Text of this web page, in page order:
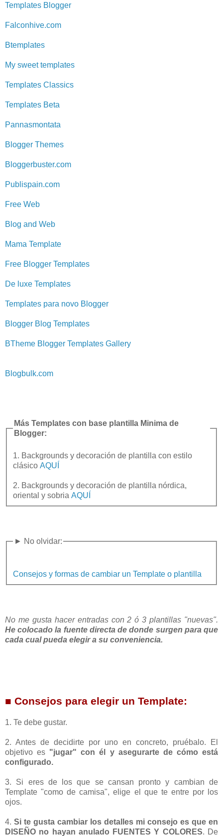
Templates Blogger
Falconhive.com
Btemplates
My sweet templates
Templates Classics
Templates Beta
Pannasmontata
Blogger Themes
Bloggerbuster.com
Publispain.com
Free Web
Blog and Web
Mama Template
Free Blogger Templates
De luxe Templates
Templates para novo Blogger
Blogger Blog Templates
BTheme Blogger Templates Gallery
Blogbulk.com
Más Templates con base plantilla Minima de
Blogger:
1. Backgrounds y decoración de plantilla con estilo
clásico AQUÍ
2. Backgrounds y decoración de plantilla nórdica,
oriental y sobria AQUÍ
► No olvidar:
Consejos y formas de cambiar un Template o plantilla
No me gusta hacer entradas con 2 ó 3 plantillas "nuevas".
He colocado la fuente directa de donde surgen para que
cada cual pueda elegir a su conveniencia.
■ Consejos para elegir un Template:
1. Te debe gustar.
2. Antes de decidirte por uno en concreto, pruébalo. El
objetivo es "jugar" con él y asegurarte de cómo está
configurado.
3. Si eres de los que se cansan pronto y cambian de
Template "como de camisa", elige el que te entre por los
ojos.
4. Si te gusta cambiar los detalles mi consejo es que en
DISEÑO no hayan anulado FUENTES Y COLORES. De